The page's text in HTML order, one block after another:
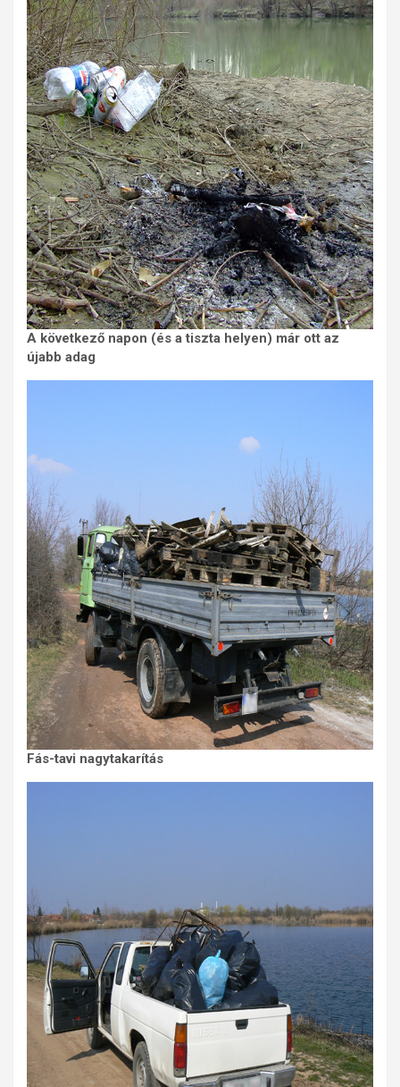
A következő napon (és a tiszta helyen) már ott az
újabb adag
Fás-tavi nagytakarítás